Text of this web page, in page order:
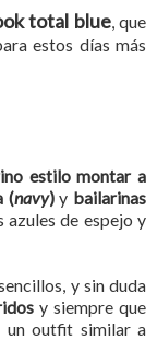
total blue, que
estos días más
estilo montar a
(navy)y bailarinas
azules de espejo y
y sin duda
y siempre que
outfit similar a